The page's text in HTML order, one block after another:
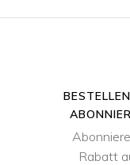
Rabatt